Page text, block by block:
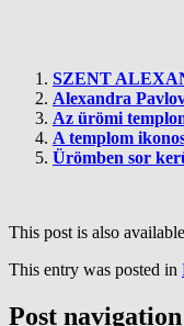
SZENT
Alexandra
Az ürömi
A templom
Ürömben sor
This post is also
This entry was posted in
Post navigation